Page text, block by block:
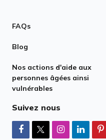
FAQs
Blog
Nos actions d'aide aux
personnes âgées ainsi
vulnérables
Suivez nous